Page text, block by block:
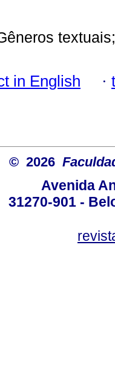
in English ·
© 2026
Avenida
31270-901 -